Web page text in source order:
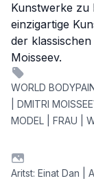
Kunstwerke zu
einzigartige
der
Moisseev.
WORLD
| DMITRI
MODEL | FRAU |
Aritst: Einat Dan |